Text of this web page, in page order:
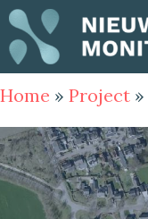
Home » Project »